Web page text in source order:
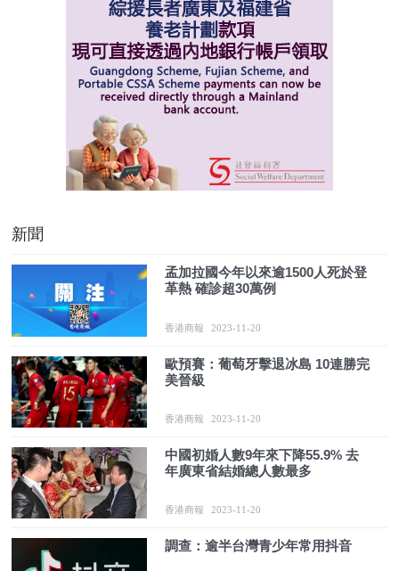
新聞
孟加拉國今年以來逾1500人死於登
革熱 確診超30萬例
香港商報 2023-11-20
歐預賽：葡萄牙擊退冰島 10連勝完
美晉級
香港商報 2023-11-20
中國初婚人數9年來下降55.9% 去
年廣東省結婚總人數最多
香港商報 2023-11-20
調查：逾半台灣青少年常用抖音